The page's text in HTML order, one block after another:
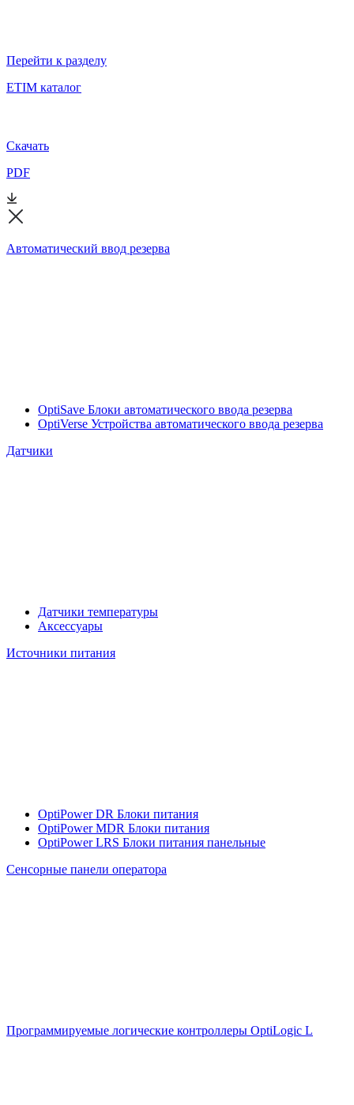
Перейти к разделу
ETIM каталог
Скачать
PDF
Автоматический ввод резерва
OptiSave Блоки автоматического ввода резерва
OptiVerse Устройства автоматического ввода резерва
Датчики
Датчики температуры
Аксессуары
Источники питания
OptiPower DR Блоки питания
OptiPower MDR Блоки питания
OptiPower LRS Блоки питания панельные
Сенсорные панели оператора
Программируемые логические контроллеры OptiLogic L